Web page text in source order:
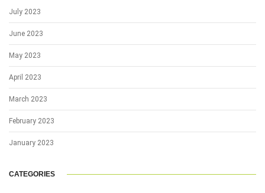
July 2023
June 2023
May 2023
April 2023
March 2023
February 2023
January 2023
CATEGORIES